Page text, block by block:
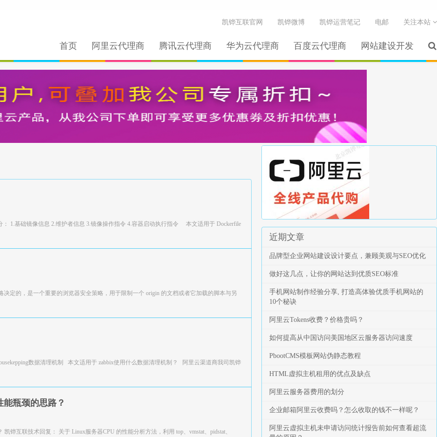
首页 阿里云代理商 腾讯云代理商 华为云代理商 百度云代理商 网站建设开发
凯铧互联官网 凯铧微博 凯铧运营笔记 电邮 关注本站
1.基础镜像信息 2.维护者信息 3.镜像操作指令 4.容器启动执行指令 本文适用于 Dockerfile
定的，是一个重要的浏览器安全策略，用于限制一个 origin 的文档或者它加载的脚本与另
数据清理机制 本文适用于 zabbix使用什么数据清理机制？ 阿里云渠道商我司凯铧
瓶颈的思路？
互联技术回复： 关于 Linux服务器CPU 的性能分析方法，利用 top、vmstat、pidstat、
近期文章
品牌型企业网站建设设计要点，兼顾美观与SEO优化
做好这几点，让你的网站达到优质SEO标准
手机网站制作经验分享, 打造高体验优质手机网站的
10个秘诀
阿里云Tokens收费？价格贵吗？
如何提高从中国访问美国地区云服务器访问速度
PbootCMS模板网站伪静态教程
HTML虚拟主机租用的优点及缺点
阿里云服务器费用的划分
企业邮箱阿里云收费吗？怎么收取的钱不一样呢？
阿里云虚拟主机未申请访问统计报告前如何查看超流